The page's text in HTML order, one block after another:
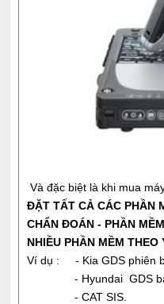
Và đặc biệt là khi mua
ĐẶT TẤT CẢ CÁC PHẦN
CHẨN ĐOÁN - PHẦN
NHIỀU PHẦN MỀM THEO
Ví dụ : - Kia GDS phiên
- Hyundai GDS bản
- CAT SIS.